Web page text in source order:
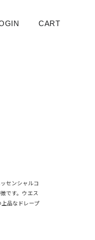
CART
センシャルコ
です。ウエス
品なドレープ